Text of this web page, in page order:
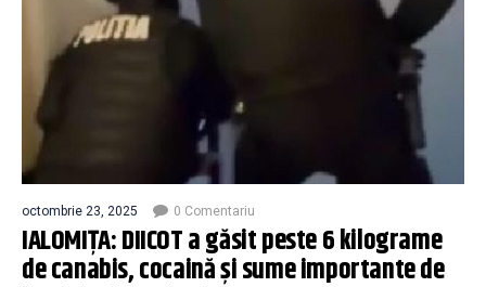
octombrie 23, 2025 0 Comentariu
IALOMIŢA: DIICOT a găsit peste 6 kilograme
de canabis, cocaină şi sume importante de